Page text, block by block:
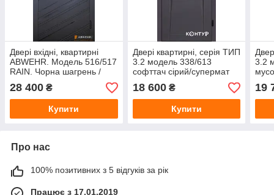
Двері вхідні, квартирні
ABWEHR. Модель 516/517
RAIN. Чорна шагрень /
28 400 ₴
Купити
Двері квартирні, серія ТИП
3.2 модель 338/613
софттач сірий/супермат
18 600₴
Купити
3.2
19
Про нас
100% позитивних з 5 відгуків за рік
Працює з 17.01.2019